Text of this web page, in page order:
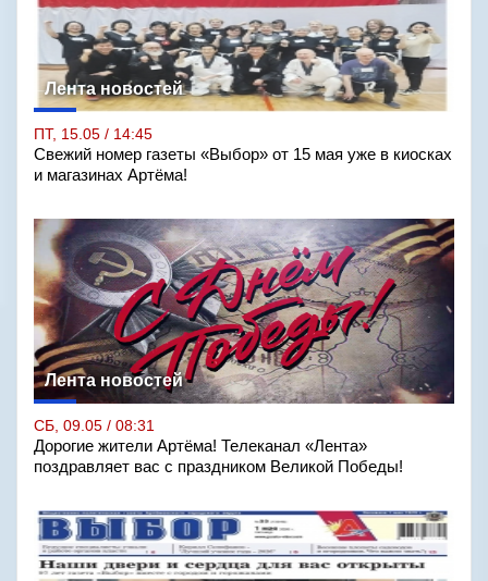
Лента новостей
ПТ, 15.05 / 14:45
Свежий номер газеты «Выбор» от 15 мая уже в киосках
и магазинах Артёма!
Лента новостей
СБ, 09.05 / 08:31
Дорогие жители Артёма! Телеканал «Лента»
поздравляет вас с праздником Великой Победы!